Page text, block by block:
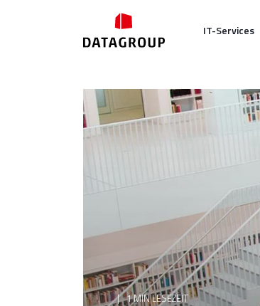
IT-Services
1 MIN LESEZEIT